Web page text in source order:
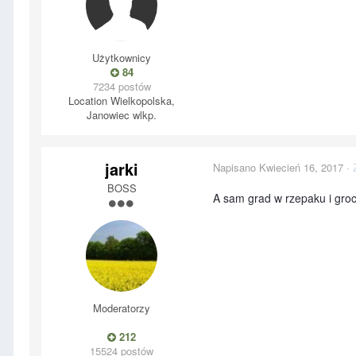
Użytkownicy
84
7234 postów
Location Wielkopolska,
Janowiec wlkp.
jarki
BOSS
Moderatorzy
212
15524 postów
Napisano Kwiecień 16, 2017 ·
A sam grad w rzepaku i